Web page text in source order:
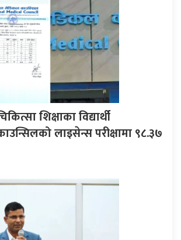
शिक्षाका विद्यार्थी
लाइसेन्स परीक्षामा ९८.३७